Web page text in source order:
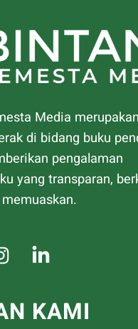
Media
di bidang buku
pengalaman
yang transparan,
KAMI